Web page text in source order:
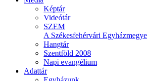
Képtár
Videótár
SZEM
A Székesfehérvári
Hangtár
Szentföld 2008
Napi evangélium
Adattár